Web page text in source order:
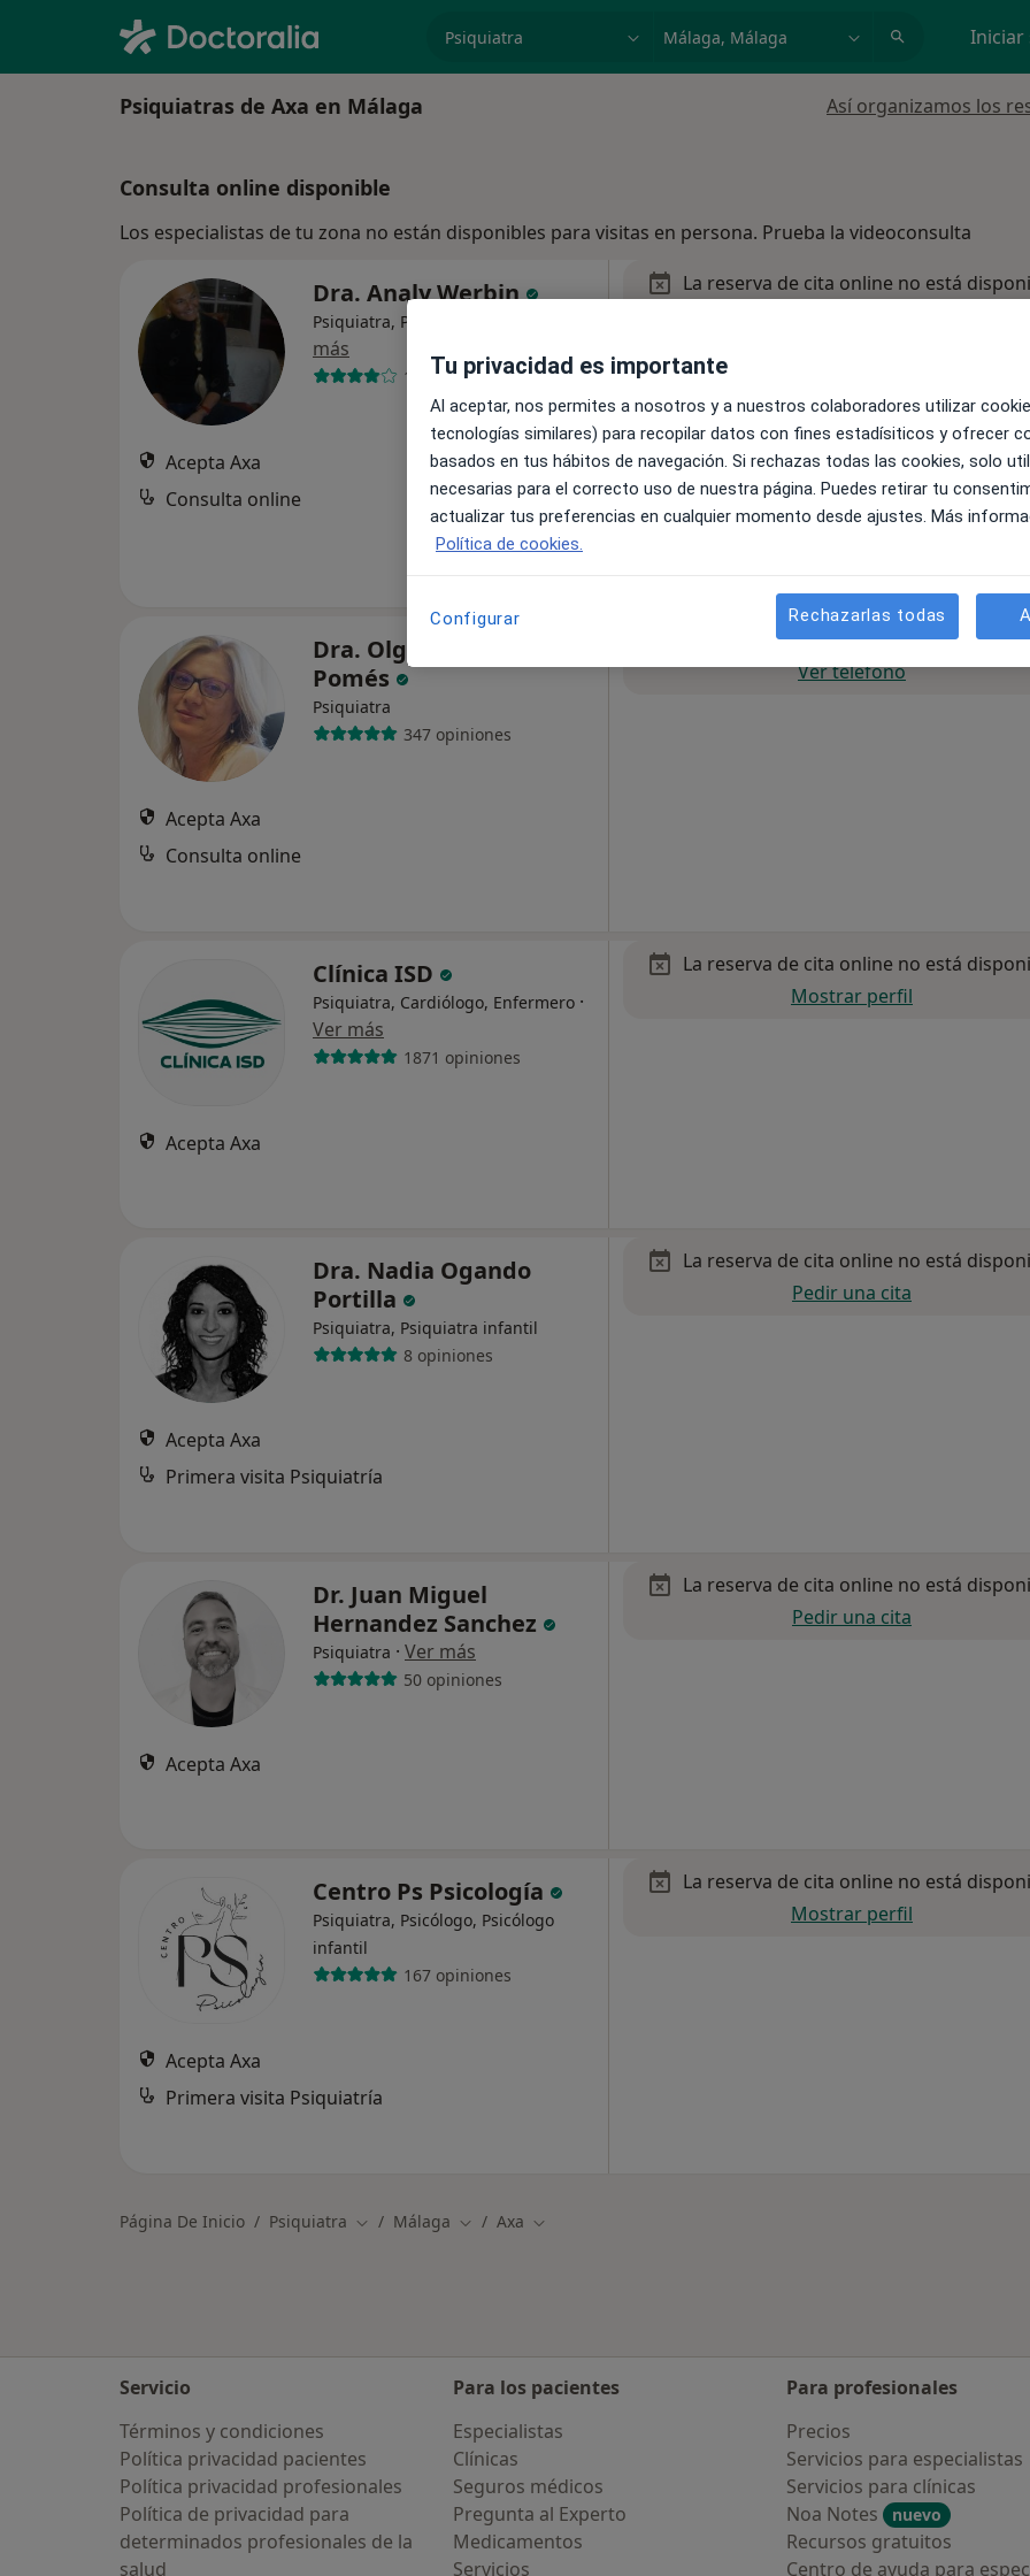
especialidad, enfermedad o nombre
p. ej. Madrid Iniciar
Psiquiatras de Axa en Málaga Así organizamos los
Consulta online disponible
Los especialistas de tu zona no están disponibles para visitas en persona. Prueba la videoconsulta
Dra. Analy Werbin
Psiquiatra, Psiquiatra infantil
más
132 opiniones
Acepta Axa
Consulta online
La reserva de cita online no está
Dra. Olga San Martino
Pomés
Psiquiatra
347 opiniones
Acepta Axa
Consulta online
La reserva de cita online no está
Ver teléfono
Clínica ISD
Psiquiatra, Cardiólogo, Enfermero ·
Ver más
1871 opiniones
Acepta Axa
La reserva de cita online no está
Mostrar perfil
Dra. Nadia Ogando
Portilla
Psiquiatra, Psiquiatra infantil
8 opiniones
Acepta Axa
Primera visita Psiquiatría
La reserva de cita online no está
Pedir una cita
Dr. Juan Miguel
Hernandez Sanchez
Psiquiatra · Ver más
50 opiniones
Acepta Axa
La reserva de cita online no está
Pedir una cita
Centro Ps Psicología
Psiquiatra, Psicólogo, Psicólogo
infantil
167 opiniones
Acepta Axa
Primera visita Psiquiatría
La reserva de cita online no está
Mostrar perfil
Página De Inicio Psiquiatra Cambiar de ciudad
Málaga Cambiar de ciudad
Axa Cambiar de ciudad
Servicio
Términos y condiciones
Política privacidad pacientes
Política privacidad profesionales
Política de privacidad para
determinados profesionales de la
salud
Para los pacientes
Especialistas
Clínicas
Seguros médicos
Pregunta al Experto
Medicamentos
Servicios
Para profesionales
Precios
Servicios para especialistas
Servicios para clínicas
Noa Notes
nuevo
Recursos gratuitos
Centro de ayuda para
Tu privacidad es importante
Al aceptar, nos permites a nosotros y a nuestros colaboradores utilizar
tecnologías similares) para recopilar datos con fines estadísiticos y ofrecer
basados en tus hábitos de navegación. Si rechazas todas las cookies, solo
necesarias para el correcto uso de nuestra página. Puedes retirar tu
actualizar tus preferencias en cualquier momento desde ajustes. Más
Política de cookies.
Configurar Rechazarlas todas